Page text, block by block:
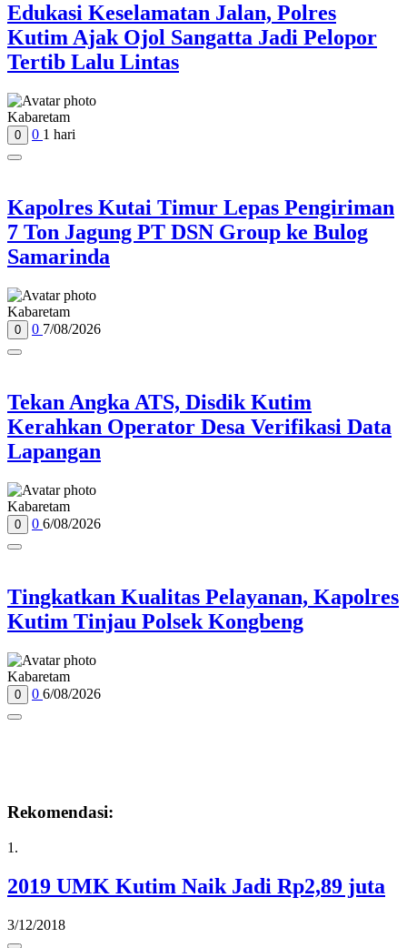
Edukasi Keselamatan Jalan, Polres
Kutim Ajak Ojol Sangatta Jadi Pelopor
Tertib Lalu Lintas
Kabaretam
0 0 1 hari
Kapolres Kutai Timur Lepas Pengiriman
7 Ton Jagung PT DSN Group ke Bulog
Samarinda
Kabaretam
0 0 7/08/2026
Tekan Angka ATS, Disdik Kutim
Kerahkan Operator Desa Verifikasi Data
Lapangan
Kabaretam
0 0 6/08/2026
Tingkatkan Kualitas Pelayanan, Kapolres
Kutim Tinjau Polsek Kongbeng
Kabaretam
0 0 6/08/2026
Rekomendasi:
1.
2019 UMK Kutim Naik Jadi Rp2,89 juta
3/12/2018